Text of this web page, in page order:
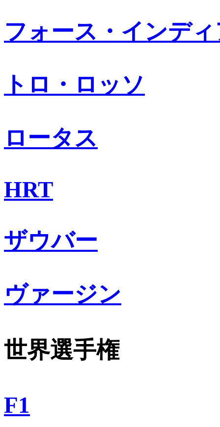
フォース・インデ
トロ・ロッソ
ロータス
HRT
ザウバー
ヴァージン
世界選手権
F1